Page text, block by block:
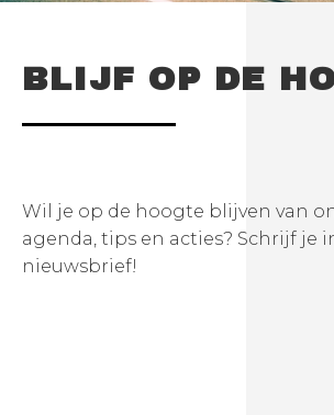
BLIJF OP DE
Wil je op de hoogte blijven van
agenda, tips en acties? Schrijf je
nieuwsbrief!